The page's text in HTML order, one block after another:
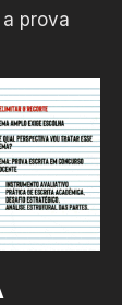
prova